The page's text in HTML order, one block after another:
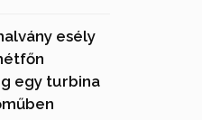
esély
egy turbina